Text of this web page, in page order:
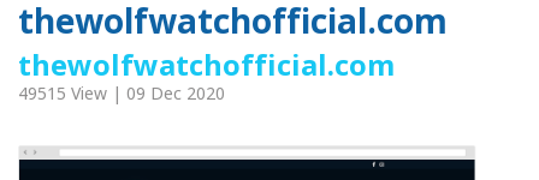
thewolfwatchofficial.com
thewolfwatchofficial.com
49515 View | 09 Dec 2020